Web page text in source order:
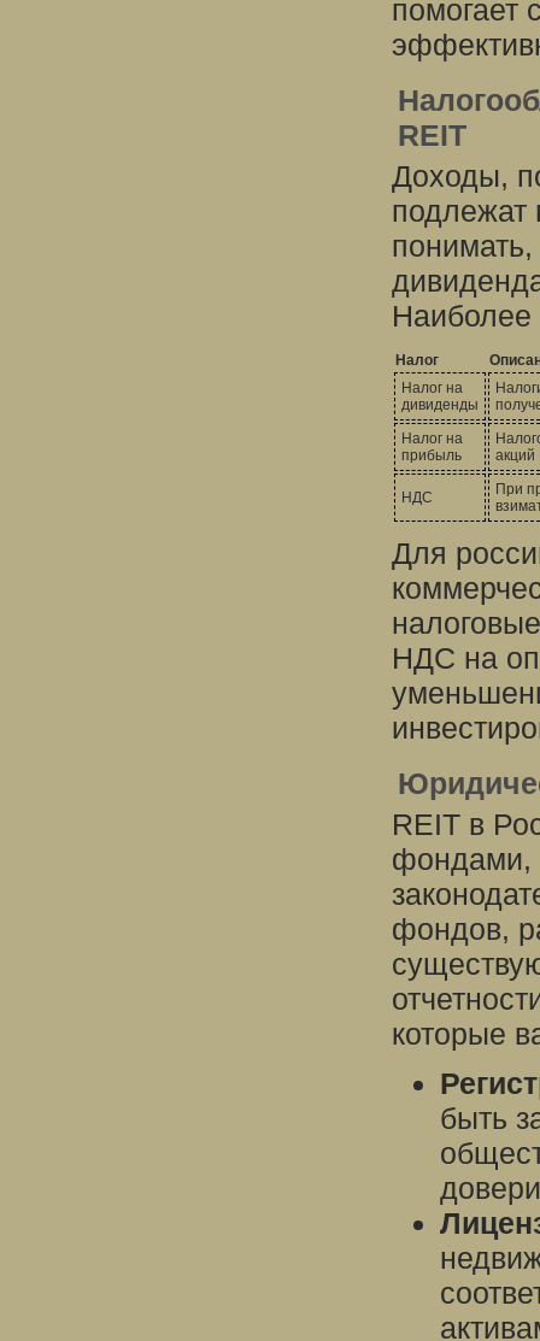
помогает
REIT
Доходы,
подлежат
Наиболее
Налог
Налог на
дивиденды
Налог на
прибыль
акций
НДС
При
Для
НДС на
REIT в
фондами,
фондов,
которые
быть